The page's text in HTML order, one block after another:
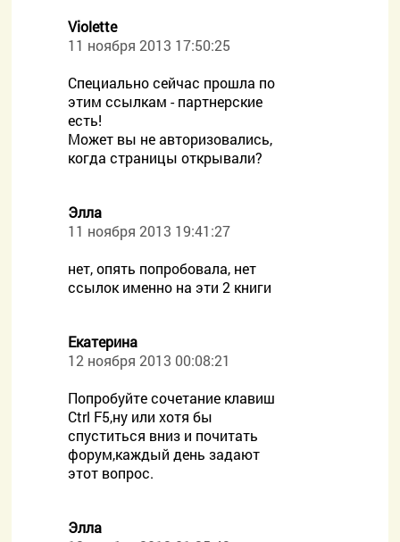
Violette
11 ноября 2013 17:50:25
Специально сейчас прошла по
этим ссылкам - партнерские
есть!
Может вы не авторизовались,
когда страницы открывали?
Элла
11 ноября 2013 19:41:27
нет, опять попробовала, нет
ссылок именно на эти 2 книги
Екатерина
12 ноября 2013 00:08:21
Попробуйте сочетание клавиш
Ctrl F5,ну или хотя бы
спуститься вниз и почитать
форум,каждый день задают
этот вопрос.
Элла